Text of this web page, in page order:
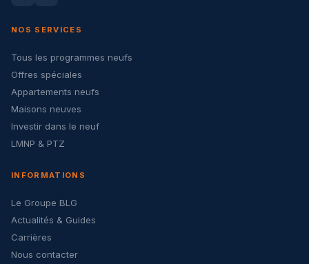
NOS SERVICES
Tous les programmes neufs
Offres spéciales
Appartements neufs
Maisons neuves
Investir dans le neuf
LMNP & PTZ
INFORMATIONS
Le Groupe BLG
Actualités & Guides
Carrières
Nous contacter